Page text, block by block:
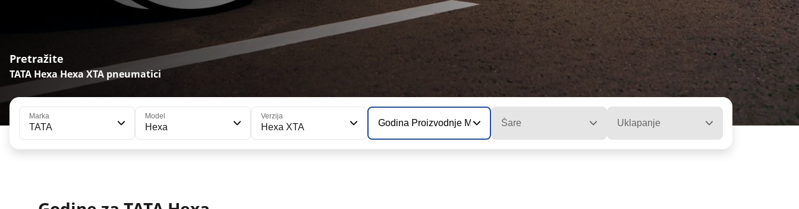
Pretražite
TATA Hexa Hexa XTA pneumatici
Marka
TATA
Model
Hexa
Verzija
Hexa XTA Godina Proizvodnje Modela Šare Uklapanje